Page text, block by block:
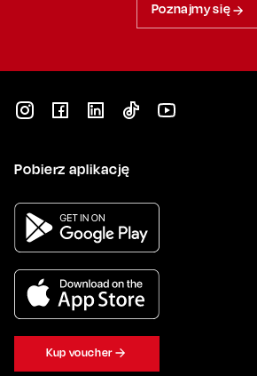
Poznajmy się
Pobierz aplikację
Kup voucher